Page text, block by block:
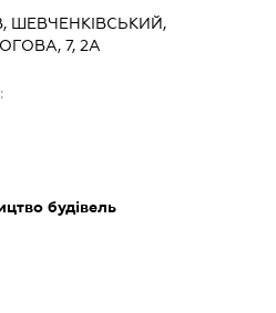
ШЕВЧЕНКІВСЬКИЙ,
7, 2А
будівель